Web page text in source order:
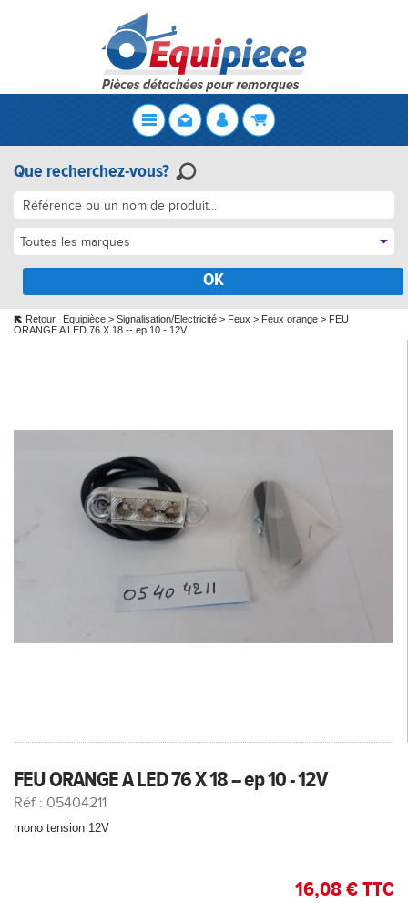
Que recherchez-vous?
Toutes les marques
OK
Retour Equipièce > Signalisation/Electricité > Feux > Feux orange > FEU
ORANGE A LED 76 X 18 -- ep 10 - 12V
FEU ORANGE A LED 76 X 18 -- ep 10 - 12V
Réf : 05404211
mono tension 12V
16,08 € TTC